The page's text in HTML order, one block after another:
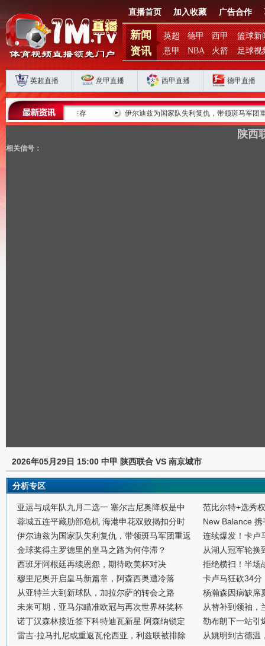
直播首页 加入收藏 广告合作
新闻
资讯
英超 德甲 西甲
篮球新
意甲
NBA 火箭 足球视
英超直播 意甲直播 西甲直播 德甲直播
扣分时代生存 伊尔迪兹为国家队失利复仇，带领斑马军团重返巅峰
陕西
相关信号：
2026年05月29日 15:00 中甲 陕西联合 VS 南京城市
分析专区
亚运与成年队九月二选一 塞尔吉尼奥降权是中
蓉城五连平藏肋部危机 海港申花双败揭扣分时
伊尔迪兹为国家队失利复仇，带领斑马军团重返
金球奖得主罗德里的皇马之路为何停滞？
西班牙阿根廷再续恩怨，期待欧美杯对决
穆里尼奥开启皇马新篇章，阿森西奥遭冷落
从亚特兰大到新球队，加拉尔萨的转会之路
未来可期，亚马尔瞄准欧冠与再次世界杯奖杯
诺丁汉森林接近签下科特迪瓦新星 阿森纳锁定
雷吉·拉马扎尼或重返瓦伦西亚，利兹联被排除
范比尔特+选秀
New Balance
连续爆发！卡卢
从湖人冠军轮换
拒绝横扫！半场
卡卢马狂砍34分
杨瀚森因病缺席
从替补到领袖，
勒布朗下一站引
从姚明到古德温